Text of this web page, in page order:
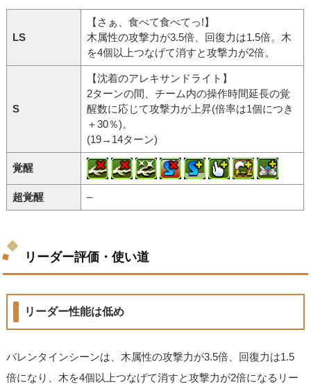
LS
【さぁ、食べて食べてっ!】
木属性の攻撃力が3.5倍、回復力は1.5倍。木
を4個以上つなげて消すと攻撃力が2倍。
S
【沈着のアレキサンドライト】
2ターンの間、チーム内の操作時間延長の覚
醒数に応じて攻撃力が上昇(倍率は1個につき
＋30％)。
(19→14ターン)
覚醒
超覚醒 –
リーダー評価・使い道
リーダー性能は低め
バレンタインシーンは、木属性の攻撃力が3.5倍、回復力は1.5
倍になり、木を4個以上つなげて消すと攻撃力が2倍になるリー